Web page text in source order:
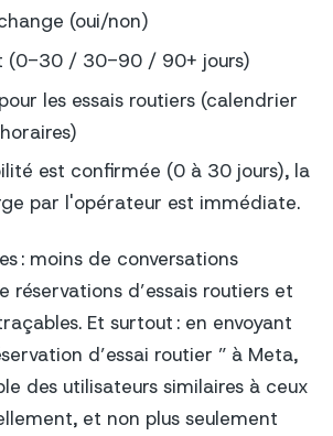
(oui/non)
(0-30 / 30-90 / 90+ jours)
les essais routiers (calendrier
est confirmée (0 à 30 jours), la
par l'opérateur est immédiate.
: moins de conversations
réservations d’essais routiers et
Et surtout : en envoyant
d’essai routier ” à Meta,
des utilisateurs similaires à ceux
et non plus seulement